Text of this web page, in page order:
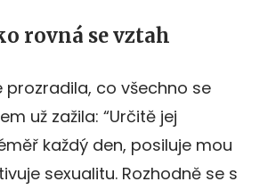
rovná se vztah
prozradila, co všechno se
už zažila: “Určitě jej
každý den, posiluje mou
sexualitu. Rozhodně se s